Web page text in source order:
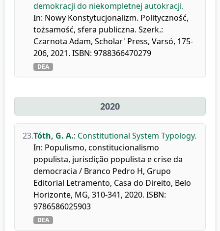
demokracji do niekompletnej autokracji.
In: Nowy Konstytucjonalizm. Polityczność,
tożsamość, sfera publiczna. Szerk.:
Czarnota Adam, Scholar' Press, Varsó, 175-
206, 2021. ISBN: 9788366470279
DEA
2020
23.Tóth, G. A.: Constitutional System Typology.
In: Populismo, constitucionalismo
populista, jurisdição populista e crise da
democracia / Branco Pedro H, Grupo
Editorial Letramento, Casa do Direito, Belo
Horizonte, MG, 310-341, 2020. ISBN:
9786586025903
DEA